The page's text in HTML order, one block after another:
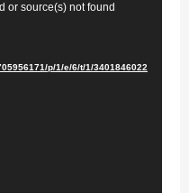
or source(s) not found
p/1/e/6/t/1/3401846022